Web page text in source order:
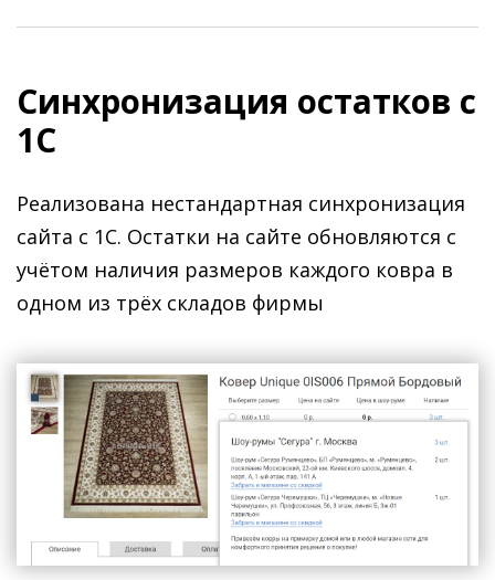
Синхронизация остатков с
1С
Реализована нестандартная синхронизация
сайта с 1С. Остатки на сайте обновляются с
учётом наличия размеров каждого ковра в
одном из трёх складов фирмы